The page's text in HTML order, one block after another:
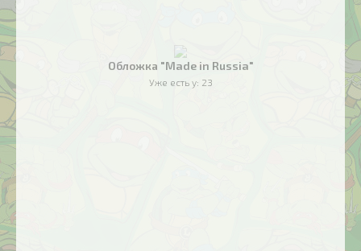
Обложка "Made in Russia"
Уже есть у: 23